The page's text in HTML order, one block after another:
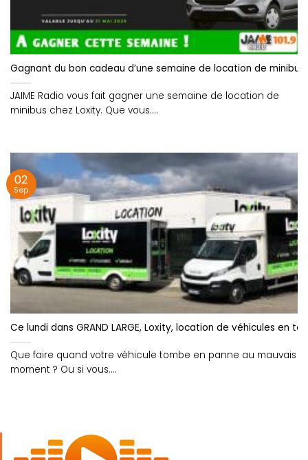
Gagnant du bon cadeau d’une semaine de location de minibus
JAIME Radio vous fait gagner une semaine de location de
minibus chez Loxity. Que vous....
Ce lundi dans GRAND LARGE, Loxity, location de véhicules en
Que faire quand votre véhicule tombe en panne au mauvais
moment ? Ou si vous....
02
Sep